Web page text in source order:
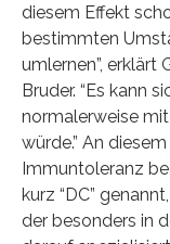
diesem Effekt
bestimmten
umlernen”, erklärt
Bruder. “Es kann
normalerweise
würde.” An
Immuntoleranz
kurz “DC”
der besonders in